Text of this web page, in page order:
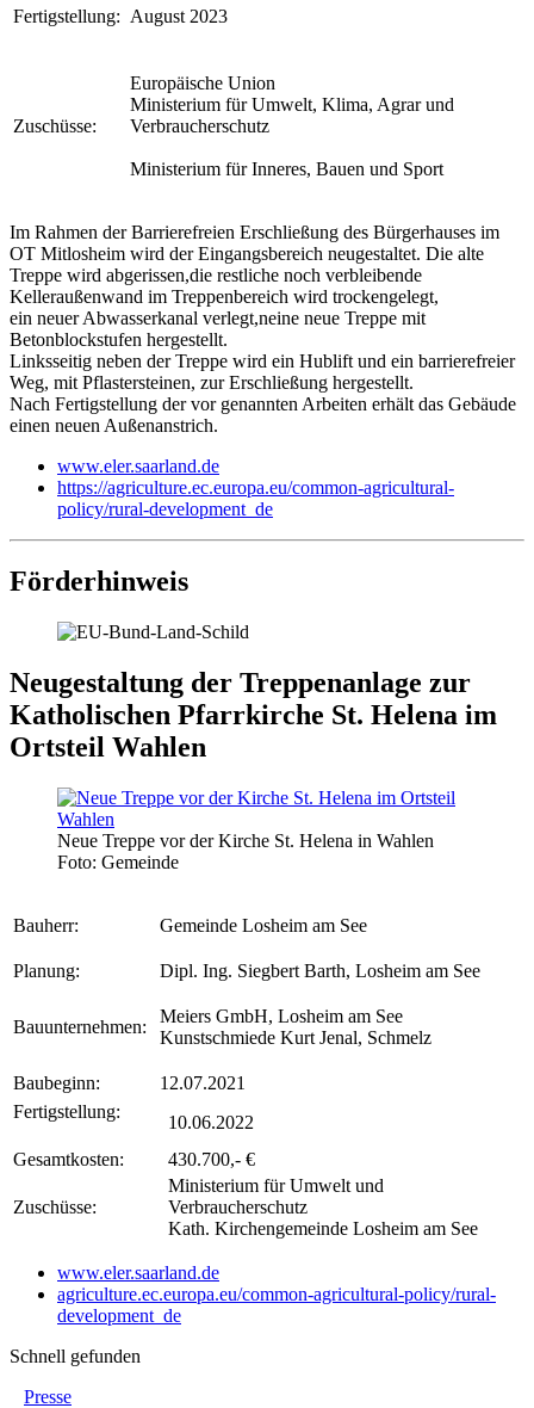
Fertigstellung: August 2023
Zuschüsse:
Europäische Union
Ministerium für Umwelt, Klima, Agrar und
Verbraucherschutz
Ministerium für Inneres, Bauen und Sport
Im Rahmen der Barrierefreien Erschließung des Bürgerhauses im
OT Mitlosheim wird der Eingangsbereich neugestaltet. Die alte
Treppe wird abgerissen,die restliche noch verbleibende
Kelleraußenwand im Treppenbereich wird trockengelegt,
ein neuer Abwasserkanal verlegt,neine neue Treppe mit
Betonblockstufen hergestellt.
Linksseitig neben der Treppe wird ein Hublift und ein barrierefreier
Weg, mit Pflastersteinen, zur Erschließung hergestellt.
Nach Fertigstellung der vor genannten Arbeiten erhält das Gebäude
einen neuen Außenanstrich.
www.eler.saarland.de
https://agriculture.ec.europa.eu/common-agricultural-
policy/rural-development_de
Förderhinweis
Neugestaltung der Treppenanlage zur
Katholischen Pfarrkirche St. Helena im
Ortsteil Wahlen
Neue Treppe vor der Kirche St. Helena in Wahlen
Foto: Gemeinde
Bauherr: Gemeinde Losheim am See
Planung: Dipl. Ing. Siegbert Barth, Losheim am See
Bauunternehmen:
Meiers GmbH, Losheim am See
Kunstschmiede Kurt Jenal, Schmelz
Baubeginn:
12.07.2021
Fertigstellung:
10.06.2022
Gesamtkosten:
430.700,- €
Zuschüsse:
Ministerium für Umwelt und
Verbraucherschutz
Kath. Kirchengemeinde Losheim am See
www.eler.saarland.de
agriculture.ec.europa.eu/common-agricultural-policy/rural-
development_de
Schnell gefunden
Presse